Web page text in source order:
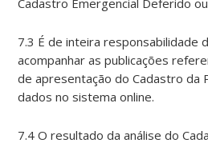
Cadastro Emergencial Deferido
7.3 É de inteira responsabilidade
acompanhar as publicações
de apresentação do Cadastro da
dados no sistema online.
7.4 O resultado da análise do